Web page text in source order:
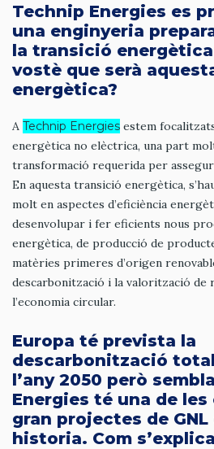
Technip Energies es
una enginyeria
la transició
vostè que serà
energètica?
A Technip Energies estem
energètica no elèctrica, una part
transformació requerida per
En aquesta transició energètica,
molt en aspectes d’eficiència
desenvolupar i fer eficients nous
energètica, de producció de
matèries primeres d’origen
descarbonització i la valorització de
l’economia circular.
Europa té prevista la
descarbonització
l’any 2050 però
Energies té una de
gran projectes de GNL
historia. Com